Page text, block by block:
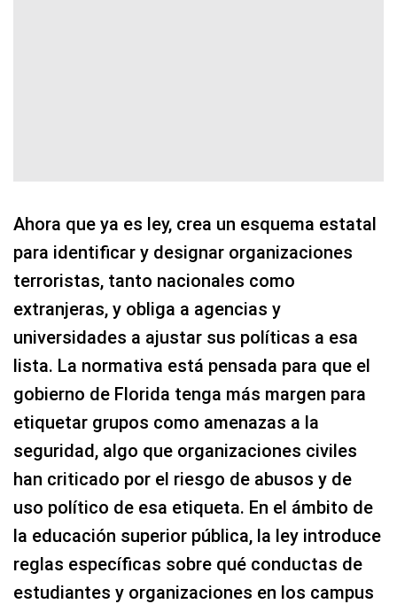
Ahora que ya es ley, crea un esquema estatal
para identificar y designar organizaciones
terroristas, tanto nacionales como
extranjeras, y obliga a agencias y
universidades a ajustar sus políticas a esa
lista. La normativa está pensada para que el
gobierno de Florida tenga más margen para
etiquetar grupos como amenazas a la
seguridad, algo que organizaciones civiles
han criticado por el riesgo de abusos y de
uso político de esa etiqueta. En el ámbito de
la educación superior pública, la ley introduce
reglas específicas sobre qué conductas de
estudiantes y organizaciones en los campus